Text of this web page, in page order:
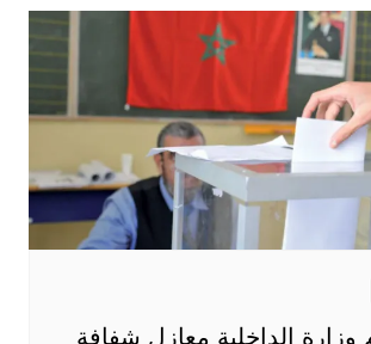
الداخلية معازل شفافة